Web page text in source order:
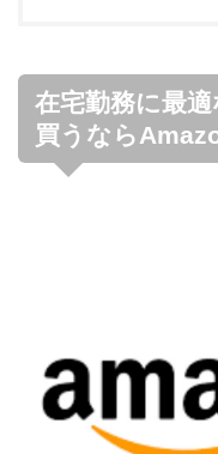
在宅勤務に最
買うなら